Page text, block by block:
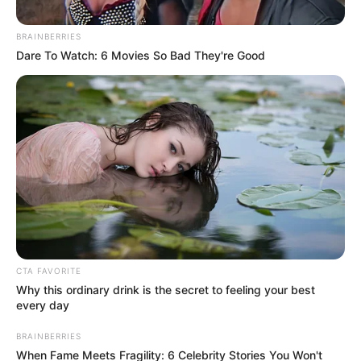
Sexta Brigada Ejército
La mujer estuvo durante año y medio en este grupo al
margen de la ley, como compañera sentimental del
máximo cabecilla de este GAO-r, alias ‘Raúl’.
BRAINBERRIES
Dare To Watch: 6 Movies So Bad They're Good
CTA FAVORITE
Why this ordinary drink is the secret to feeling your best
every day
BRAINBERRIES
When Fame Meets Fragility: 6 Celebrity Stories You Won't